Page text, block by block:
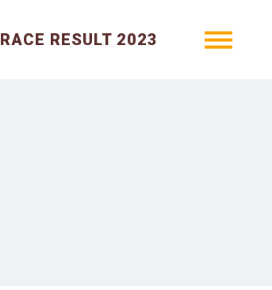
RACE RESULT 2023